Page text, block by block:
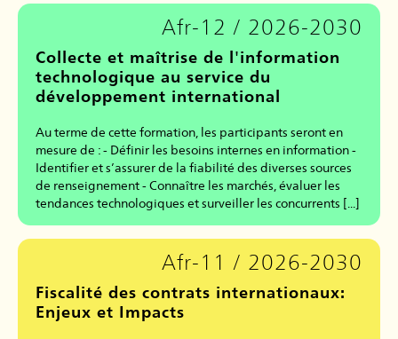
Afr-12 / 2026-2030
Collecte et maîtrise de l'information
technologique au service du
développement international
Au terme de cette formation, les participants seront en
mesure de : - Définir les besoins internes en information -
Identifier et s’assurer de la fiabilité des diverses sources
de renseignement - Connaître les marchés, évaluer les
tendances technologiques et surveiller les concurrents [...]
Afr-11 / 2026-2030
Fiscalité des contrats internationaux:
Enjeux et Impacts